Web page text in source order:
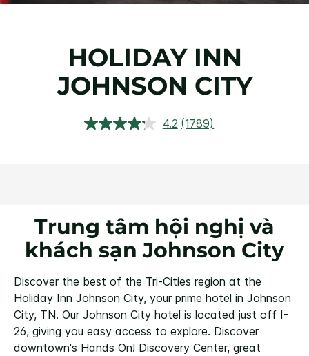
HOLIDAY INN
JOHNSON CITY
4.2 Đọc
tự.
(1789)
Trung tâm hội nghị và
khách sạn Johnson City
Discover the best of the Tri-Cities region at the
Holiday Inn Johnson City, your prime hotel in Johnson
City, TN. Our Johnson City hotel is located just off I-
26, giving you easy access to explore. Discover
downtown's Hands On! Discovery Center, great